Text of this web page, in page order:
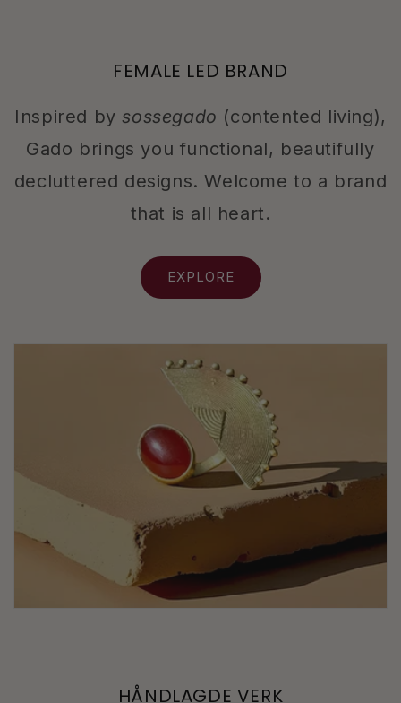
FEMALE LED BRAND
Inspired bysossegado (contented living),
Gado brings you functional, beautifully
decluttered designs. Welcome to a brand
that is all heart.
EXPLORE
HÅNDLAGDE VERK